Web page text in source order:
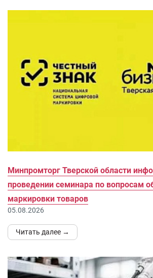
Минпромторг Тверской области
проведении семинара по вопросам
маркировки товаров
05.08.2026
Читать далее →